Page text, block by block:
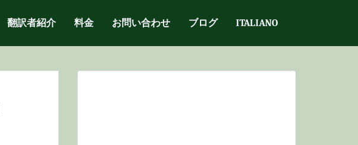
翻訳者紹介 料金 お問い合わせ ブログ ITALIANO